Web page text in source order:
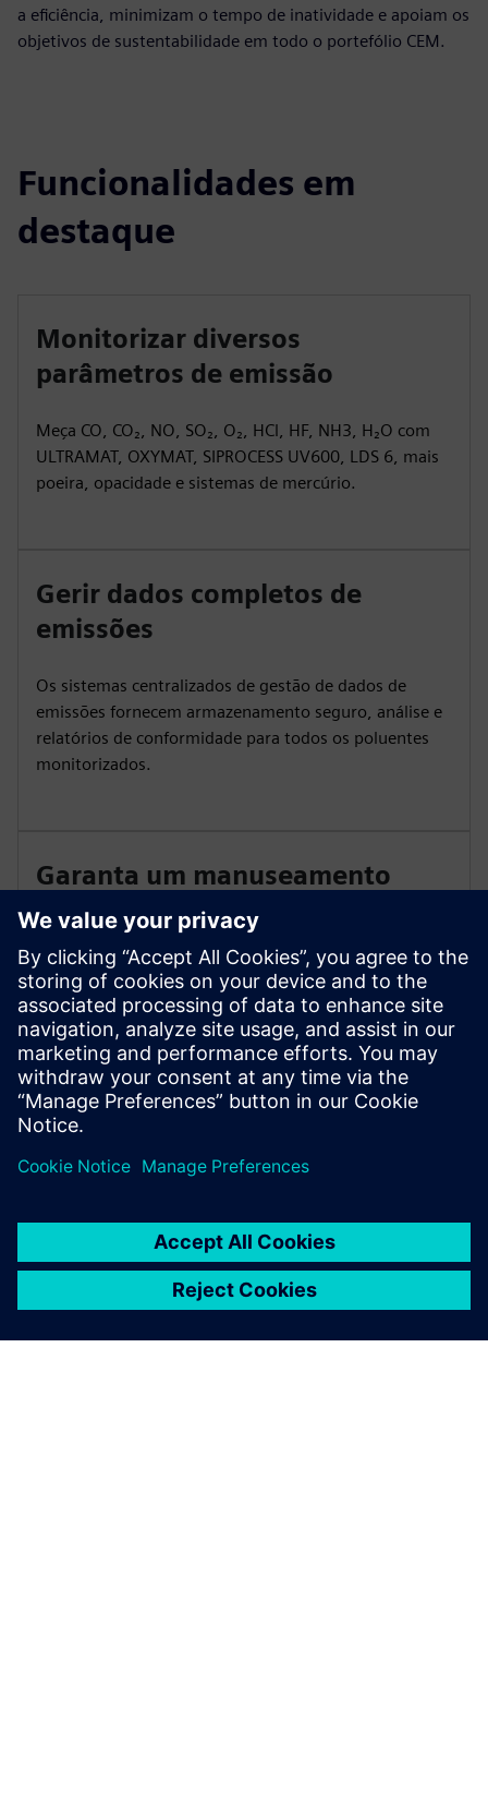
a eficiência, minimizam o tempo de inatividade e apoiam os
objetivos de sustentabilidade em todo o portefólio CEM.
Funcionalidades em
destaque
Monitorizar diversos
parâmetros de emissão
Meça CO, CO₂, NO, SO₂, O₂, HCl, HF, NH3, H₂O com
ULTRAMAT, OXYMAT, SIPROCESS UV600, LDS 6, mais
poeira, opacidade e sistemas de mercúrio.
Gerir dados completos de
emissões
Os sistemas centralizados de gestão de dados de
emissões fornecem armazenamento seguro, análise e
relatórios de conformidade para todos os poluentes
monitorizados.
Garanta um manuseamento
fiável de amostras
Unidades de condicionamento com bombas,
refrigeradores e conversores de NOx fornecem
resultados precisos para análise de gás e medição de
fluxo de volume.